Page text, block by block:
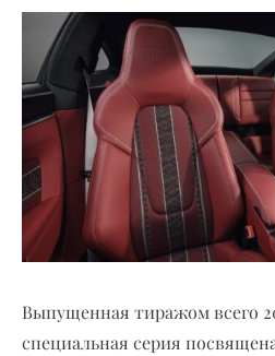
Выпущенная тиражом всего
специальная серия